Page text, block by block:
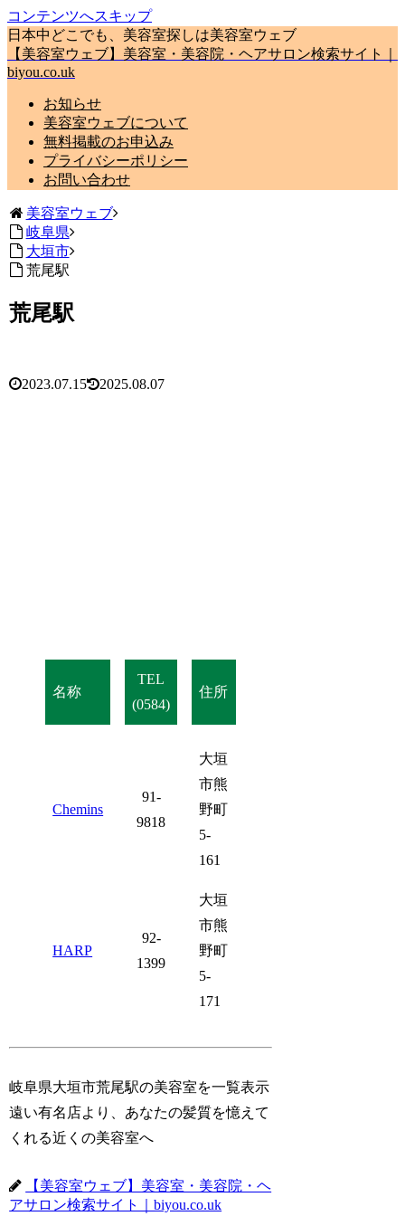
コンテンツへスキップ
日本中どこでも、美容室探しは美容室ウェブ
【美容室ウェブ】美容室・美容院・ヘアサロン検索サイト｜
biyou.co.uk
お知らせ
美容室ウェブについて
無料掲載のお申込み
プライバシーポリシー
お問い合わせ
美容室ウェブ
岐阜県
大垣市
荒尾駅
荒尾駅
2023.07.15 2025.08.07
名称
TEL
(0584)
住所
Chemins
91-
9818
大垣
市熊
野町
5-
161
HARP
92-
1399
大垣
市熊
野町
5-
171
岐阜県大垣市荒尾駅の美容室を一覧表示
遠い有名店より、あなたの髪質を憶えて
くれる近くの美容室へ
【美容室ウェブ】美容室・美容院・ヘ
アサロン検索サイト｜biyou.co.uk